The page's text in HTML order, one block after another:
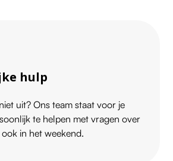
hulp
uit? Ons team staat voor je
te helpen met vragen over
in het weekend.